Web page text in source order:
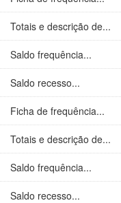
Totais e descrição de...
Saldo frequência...
Saldo recesso...
Ficha de frequência...
Totais e descrição de...
Saldo frequência...
Saldo recesso...